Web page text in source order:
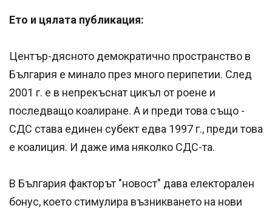
Ето и цялата публикация:
Център-дясното демократично пространство в
България е минало през много перипетии. След
2001 г. е в непрекъснат цикъл от роене и
последващо коалиране. А и преди това също -
СДС става единен субект едва 1997 г., преди това
е коалиция. И даже има няколко СДС-та.
В България факторът "новост" дава електорален
бонус, което стимулира възникването на нови